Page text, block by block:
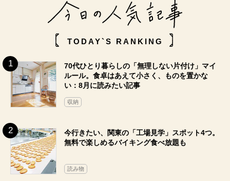
TODAY`S RANKING
70代ひとり暮らしの「無理しない片付け」マイ
ルール。食卓はあえて小さく、ものを置かな
い：8月に読みたい記事
収納
今行きたい、関東の「工場見学」スポット4つ。
無料で楽しめるバイキング食べ放題も
読み物